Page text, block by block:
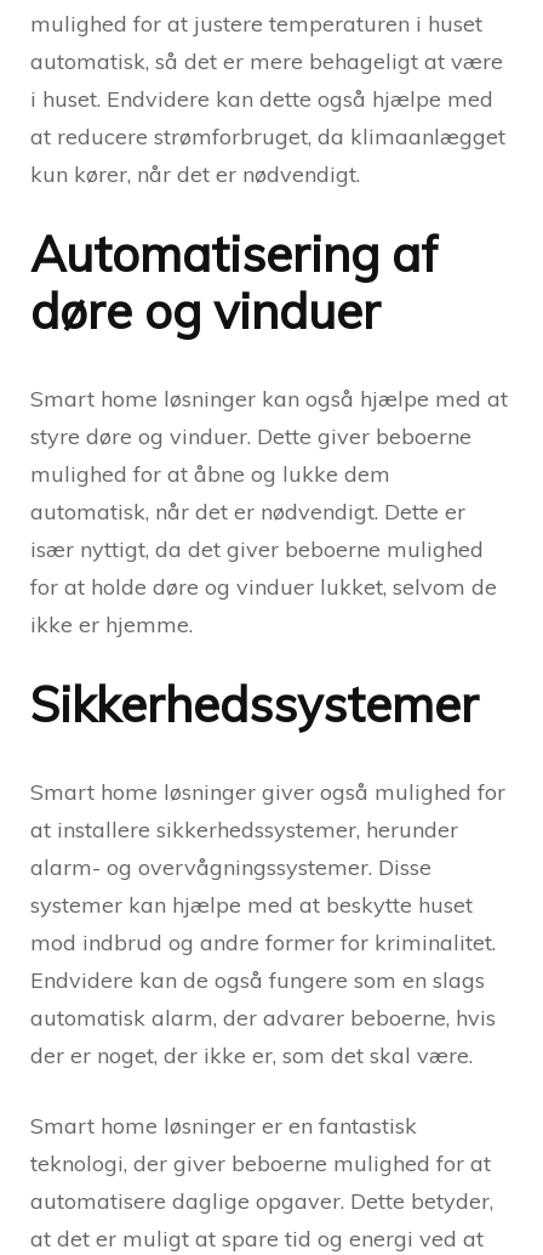
mulighed for at justere temperaturen i huset
automatisk, så det er mere behageligt at være
i huset. Endvidere kan dette også hjælpe med
at reducere strømforbruget, da klimaanlægget
kun kører, når det er nødvendigt.
Automatisering af
døre og vinduer
Smart home løsninger kan også hjælpe med at
styre døre og vinduer. Dette giver beboerne
mulighed for at åbne og lukke dem
automatisk, når det er nødvendigt. Dette er
især nyttigt, da det giver beboerne mulighed
for at holde døre og vinduer lukket, selvom de
ikke er hjemme.
Sikkerhedssystemer
Smart home løsninger giver også mulighed for
at installere sikkerhedssystemer, herunder
alarm- og overvågningssystemer. Disse
systemer kan hjælpe med at beskytte huset
mod indbrud og andre former for kriminalitet.
Endvidere kan de også fungere som en slags
automatisk alarm, der advarer beboerne, hvis
der er noget, der ikke er, som det skal være.
Smart home løsninger er en fantastisk
teknologi, der giver beboerne mulighed for at
automatisere daglige opgaver. Dette betyder,
at det er muligt at spare tid og energi ved at